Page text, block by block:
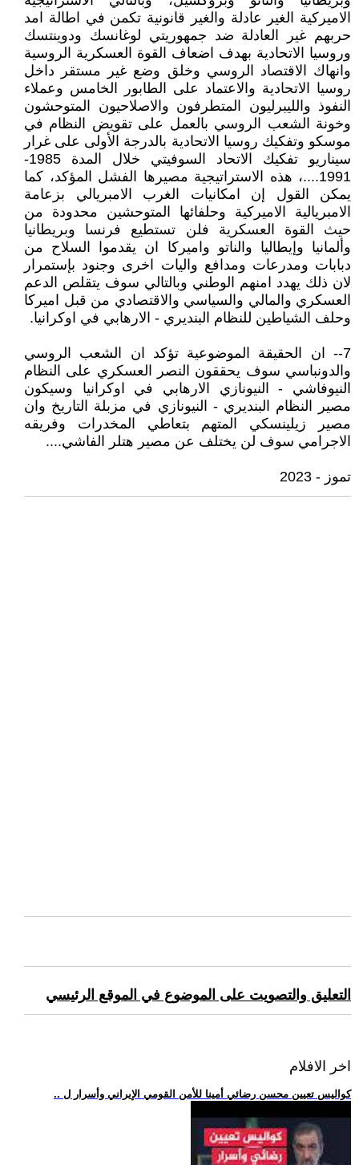
الاميركية الغير عادلة والغير قانونية تكمن في اطالة امد
حربهم غير العادلة ضد جمهوريتي لوغانسك ودوينتسك
وروسيا الاتحادية بهدف اضعاف القوة العسكرية الروسية
وانهاك الاقتصاد الروسي وخلق وضع غير مستقر داخل
روسيا الاتحادية والاعتماد على الطابور الخامس وعملاء
النفوذ والليبرليون المتطرفون والاصلاحيون المتوحشون
وخونة الشعب الروسي بالعمل على تقويض النظام في
موسكو وتفكيك روسيا الاتحادية بالدرجة الأولى على غرار
سيناريو تفكيك الاتحاد السوفيتي خلال المدة 1985-
1991....، هذه الاستراتيجية مصيرها الفشل المؤكد، كما
يمكن القول إن امكانيات الغرب الامبريالي بزعامة
الامبريالية الاميركية وحلفائها المتوحشين محدودة من
حيث القوة العسكرية فلن تستطيع فرنسا وبريطانيا
وألمانيا وإيطاليا والناتو واميركا ان يقدموا السلاح من
دبابات ومدرعات ومدافع واليات اخرى وجنود بإستمرار
لان ذلك يهدد امنهم الوطني وبالتالي سوف يتقلص الدعم
العسكري والمالي والسياسي والاقتصادي من قبل اميركا
وحلف الشياطين للنظام البنديري - الارهابي في اوكرانيا.
7-- ان الحقيقة الموضوعية تؤكد ان الشعب الروسي
والدونباسي سوف يحققون النصر العسكري على النظام
النيوفاشي - النيونازي الارهابي في اوكرانيا وسيكون
مصير النظام البنديري - النيونازي في مزبلة التاريخ وان
مصير زيلينسكي المتهم بتعاطي المخدرات وفريقه
الاجرامي سوف لن يختلف عن مصير هتلر الفاشي....
تموز - 2023
التعليق والتصويت على الموضوع في الموقع الرئيسي
اخر الافلام
.. كواليس تعيين محسن رضائي أمينا للأمن القومي الإيراني وأسرار ل